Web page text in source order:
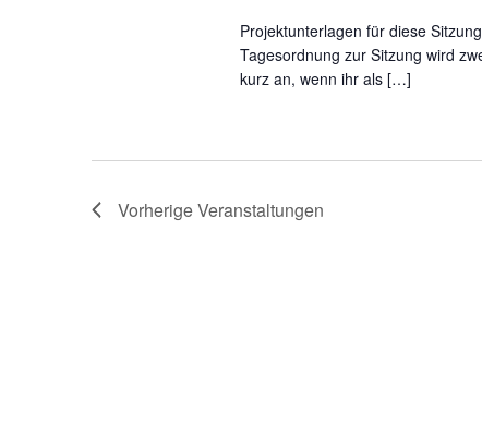
Projektunterlagen für diese
Tagesordnung zur Sitzung wird
kurz an, wenn ihr als […]
VorherigeVeranstaltungen